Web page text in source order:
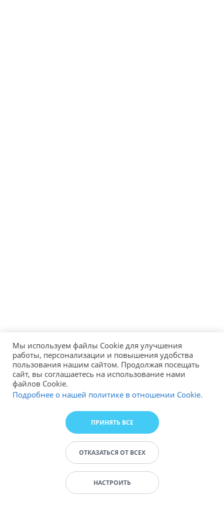
Мы используем файлы Cookie для улучшения
работы, персонализации и повышения удобства
пользования нашим сайтом. Продолжая посещать
сайт, вы соглашаетесь на использование нами
файлов Cookie.
Подробнее о нашей политике в отношении Cookie.
ПРИНЯТЬ ВСЕ
ОТКАЗАТЬСЯ ОТ ВСЕХ
НАСТРОИТЬ